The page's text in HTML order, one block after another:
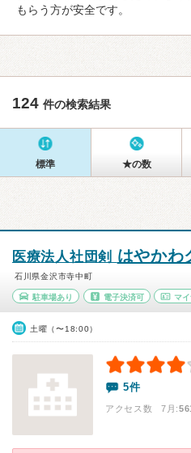
もらう方が安全です。
124 件の検索結果
標準 ★の数
医療法人社団剣 はやかわ
石川県金沢市寺中町
駐車場あり 電子決済可 マ
土曜（〜18:00）
5件
アクセス数 7月: